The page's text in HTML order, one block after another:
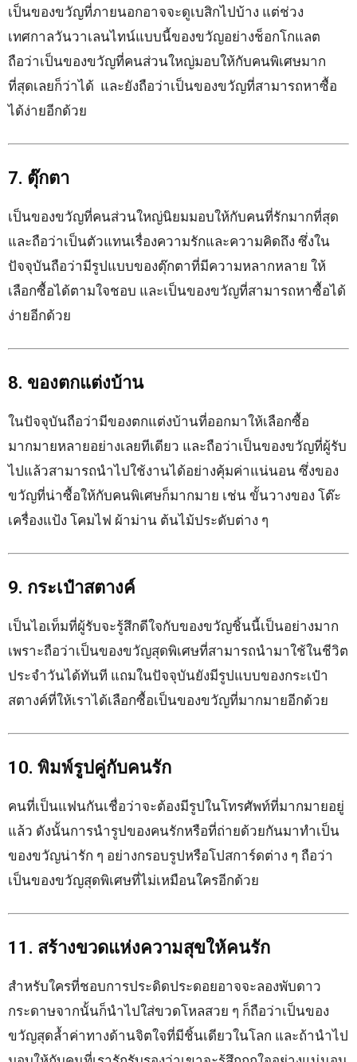
เป็นของขวัญที่ภายนอกอาจจะดูเบสิกไปบ้าง แต่ช่วง
เทศกาลวันวาเลนไทน์แบบนี้ของขวัญอย่างช็อกโกแลต
ถือว่าเป็นของขวัญที่คนส่วนใหญ่มอบให้กับคนพิเศษมาก
ที่สุดเลยก็ว่าได้ และยังถือว่าเป็นของขวัญที่สามารถหาซื้อ
ได้ง่ายอีกด้วย
7. ตุ๊กตา
เป็นของขวัญที่คนส่วนใหญ่นิยมมอบให้กับคนที่รักมากที่สุด
และถือว่าเป็นตัวแทนเรื่องความรักและความคิดถึง ซึ่งใน
ปัจจุบันถือว่ามีรูปแบบของตุ๊กตาที่มีความหลากหลาย ให้
เลือกซื้อได้ตามใจชอบ และเป็นของขวัญที่สามารถหาซื้อได้
ง่ายอีกด้วย
8. ของตกแต่งบ้าน
ในปัจจุบันถือว่ามีของตกแต่งบ้านที่ออกมาให้เลือกซื้อ
มากมายหลายอย่างเลยทีเดียว และถือว่าเป็นของขวัญที่ผู้รับ
ไปแล้วสามารถนำไปใช้งานได้อย่างคุ้มค่าแน่นอน ซึ่งของ
ขวัญที่น่าซื้อให้กับคนพิเศษก็มากมาย เช่น ขั้นวางของ โต๊ะ
เครื่องแป้ง โคมไฟ ผ้าม่าน ต้นไม้ประดับต่าง ๆ
9. กระเป๋าสตางค์
เป็นไอเท็มที่ผู้รับจะรู้สึกดีใจกับของขวัญชิ้นนี้เป็นอย่างมาก
เพราะถือว่าเป็นของขวัญสุดพิเศษที่สามารถนำมาใช้ในชีวิต
ประจำวันได้ทันที แถมในปัจจุบันยังมีรูปแบบของกระเป๋า
สตางค์ที่ให้เราได้เลือกซื้อเป็นของขวัญที่มากมายอีกด้วย
10. พิมพ์รูปคู่กับคนรัก
คนที่เป็นแฟนกันเชื่อว่าจะต้องมีรูปในโทรศัพท์ที่มากมายอยู่
แล้ว ดังนั้นการนำรูปของคนรักหรือที่ถ่ายด้วยกันมาทำเป็น
ของขวัญน่ารัก ๆ อย่างกรอบรูปหรือโปสการ์ดต่าง ๆ ถือว่า
เป็นของขวัญสุดพิเศษที่ไม่เหมือนใครอีกด้วย
11. สร้างขวดแห่งความสุขให้คนรัก
สำหรับใครที่ชอบการประดิดประดอยอาจจะลองพับดาว
กระดาษจากนั้นก็นำไปใส่ขวดโหลสวย ๆ ก็ถือว่าเป็นของ
ขวัญสุดล้ำค่าทางด้านจิตใจที่มีชิ้นเดียวในโลก และถ้านำไป